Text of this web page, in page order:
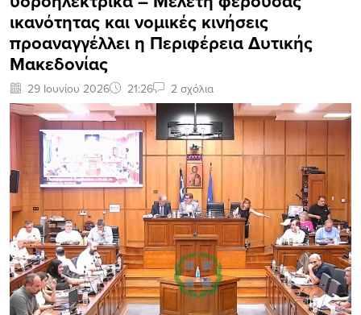
ικανότητας και νομικές κινήσεις
προαναγγέλλει η Περιφέρεια Δυτικής
Μακεδονίας
29 Ιουνίου 2026 21:26 2 σχόλια